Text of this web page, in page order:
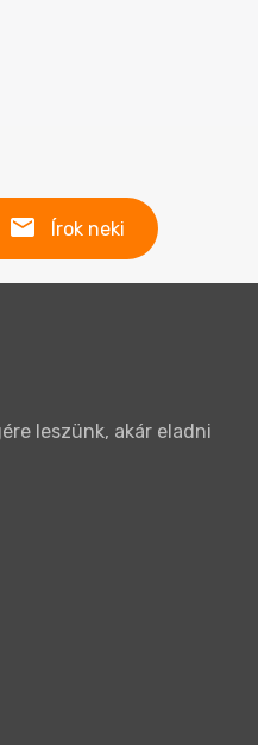
Írok neki
leszünk, akár eladni